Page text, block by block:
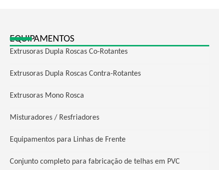
EQUIPAMENTOS
Extrusoras Dupla Roscas Co-Rotantes
Extrusoras Dupla Roscas Contra-Rotantes
Extrusoras Mono Rosca
Misturadores / Resfriadores​
Equipamentos para Linhas de Frente
Conjunto completo para fabricação de telhas em PVC​